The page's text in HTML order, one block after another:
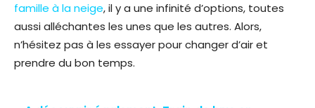
famille à la neige, il y a une infinité d’options, toutes
aussi alléchantes les unes que les autres. Alors,
n’hésitez pas à les essayer pour changer d’air et
prendre du bon temps.